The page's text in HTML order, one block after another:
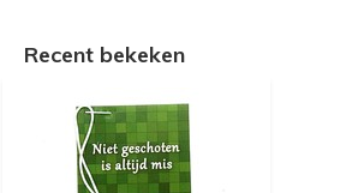
Recent bekeken